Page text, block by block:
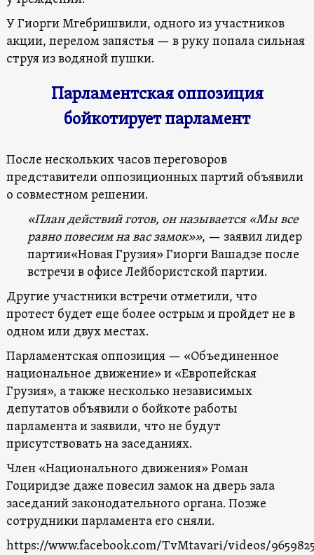
У Гиорги Мгебришвили, одного из участников
акции, перелом запястья — в руку попала сильная
струя из водяной пушки.
Парламентская оппозиция
бойкотирует парламент
После нескольких часов переговоров
представители оппозиционных партий объявили
о совместном решении.
«План действий готов, он называется «Мы все
равно повесим на вас замок»», — заявил лидер
партии«Новая Грузия» Гиорги Вашадзе после
встречи в офисе Лейбористской партии.
Другие участники встречи отметили, что
протест будет еще более острым и пройдет не в
одном или двух местах.
Парламентская оппозиция — «Объединенное
национальное движение» и «Европейская
Грузия», а также несколько независимых
депутатов объявили о бойкоте работы
парламента и заявили, что не будут
присутствовать на заседаниях.
Член «Национального движения» Роман
Гоциридзе даже повесил замок на дверь зала
заседаний законодательного органа. Позже
сотрудники парламента его сняли.
https://www.facebook.com/TvMtavari/videos/